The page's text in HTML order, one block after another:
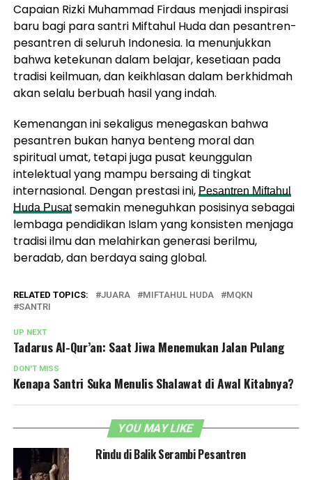
Capaian Rizki Muhammad Firdaus menjadi inspirasi
baru bagi para santri Miftahul Huda dan pesantren-
pesantren di seluruh Indonesia. Ia menunjukkan
bahwa ketekunan dalam belajar, kesetiaan pada
tradisi keilmuan, dan keikhlasan dalam berkhidmah
akan selalu berbuah hasil yang indah.
Kemenangan ini sekaligus menegaskan bahwa
pesantren bukan hanya benteng moral dan
spiritual umat, tetapi juga pusat keunggulan
intelektual yang mampu bersaing di tingkat
internasional. Dengan prestasi ini, Pesantren Miftahul
Huda Pusatsemakin meneguhkan posisinya sebagai
lembaga pendidikan Islam yang konsisten menjaga
tradisi ilmu dan melahirkan generasi berilmu,
beradab, dan berdaya saing global.
RELATED TOPICS: JUARA MIFTAHUL HUDA
MQKN
SANTRI
UP NEXT
Tadarus Al-Qur’an: Saat Jiwa Menemukan Jalan Pulang
DON'T MISS
Kenapa Santri Suka Menulis Shalawat di Awal Kitabnya?
YOU MAY LIKE
Rindu di Balik Serambi Pesantren